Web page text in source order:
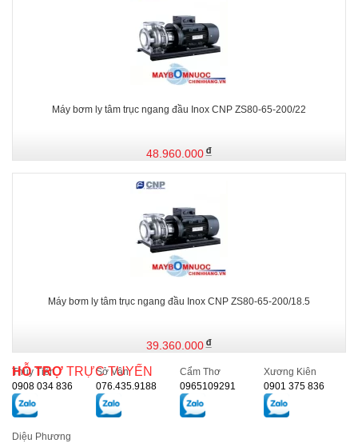
Máy bơm ly tâm trục ngang đầu Inox CNP ZS80-65-200/22
48.960.000
Máy bơm ly tâm trục ngang đầu Inox CNP ZS80-65-200/18.5
39.360.000
HỖ TRỢ TRỰC TUYẾN
Thủy Tiên
0908 034 836
Sở Vân
076.435.9188
Cẩm Thơ
0965109291
Xương Kiên
0901 375 836
Diệu Phương